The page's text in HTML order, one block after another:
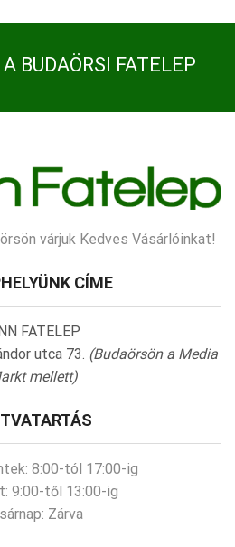
BUDAÖRSI FATELEP
várjuk Kedves Vásárlóinkat!
CÍME
FATELEP
utca 73. (Budaörsön a Media
mellett)
8:00-tól 17:00-ig
9:00-től 13:00-ig
Zárva